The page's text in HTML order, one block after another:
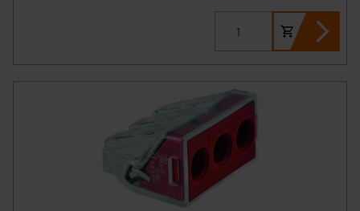
Überwachungsprogrammen verarbeiten, ohne dass
sich auf die Standarddatenschutzklauseln der
Europäischen Kommission sowie einer eigenen
Beurteilung der mit der Datenübermittlung,
insbesondere der Art der übermittelten Daten,
verbundenen Risiken.“